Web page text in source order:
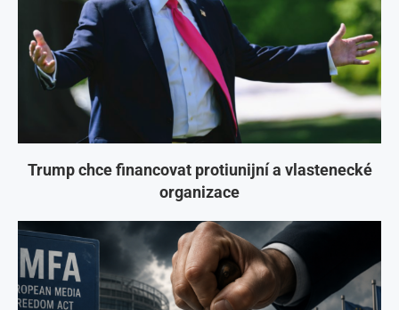
Trump chce financovat protiunijní a vlastenecké
organizace